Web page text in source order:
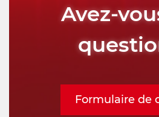
Avez-
Formulaire de